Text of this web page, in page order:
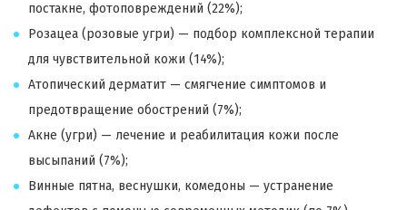
постакне, фотоповреждений (22%);
Розацеа (розовые угри) — подбор комплексной терапии
для чувствительной кожи (14%);
Атопический дерматит — смягчение симптомов и
предотвращение обострений (7%);
Акне (угри) — лечение и реабилитация кожи после
высыпаний (7%);
Винные пятна, веснушки, комедоны — устранение